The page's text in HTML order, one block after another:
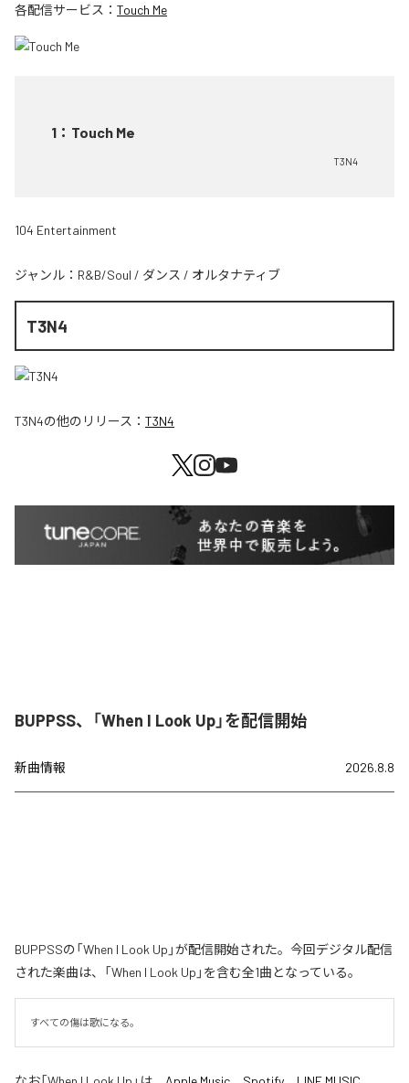
各配信サービス： Touch Me
1 ： Touch Me
T3N4
104 Entertainment
ジャンル： R&B/Soul / ダンス / オルタナティブ
T3N4
T3N4の他のリリース： T3N4
BUPPSS、「When I Look Up」を配信開始
新曲情報 2026.8.8
BUPPSSの「When I Look Up」が配信開始された。今回デジタル配信
された楽曲は、「When I Look Up」を含む全1曲となっている。
すべての傷は歌になる。